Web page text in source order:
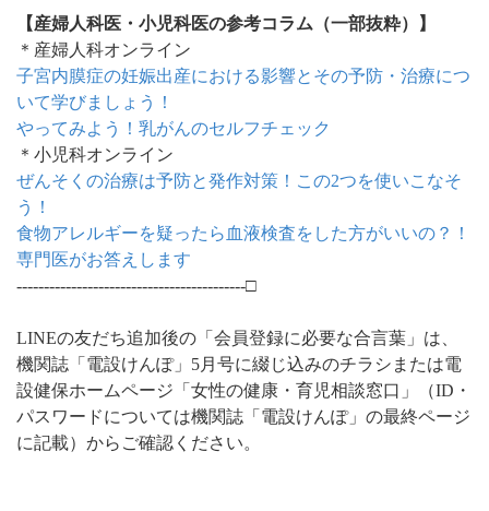
【産婦人科医・小児科医の参考コラム（一部抜粋）】
＊産婦人科オンライン
子宮内膜症の妊娠出産における影響とその予防・治療につ
いて学びましょう！
やってみよう！乳がんのセルフチェック
＊小児科オンライン
ぜんそくの治療は予防と発作対策！この2つを使いこなそ
う！
食物アレルギーを疑ったら血液検査をした方がいいの？！
専門医がお答えします
------------------------------------------□
LINEの友だち追加後の「会員登録に必要な合言葉」は、
機関誌「電設けんぽ」5月号に綴じ込みのチラシまたは電
設健保ホームページ「女性の健康・育児相談窓口」（ID・
パスワードについては機関誌「電設けんぽ」の最終ページ
に記載）からご確認ください。